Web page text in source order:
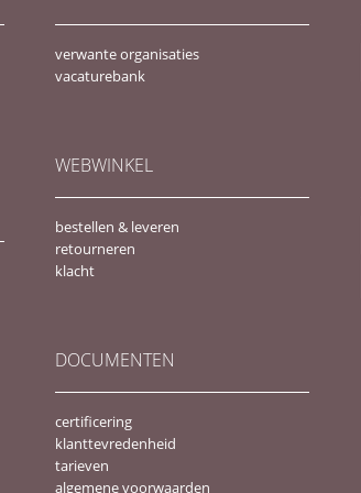
verwante organisaties
vacaturebank
WEBWINKEL
bestellen & leveren
retourneren
klacht
DOCUMENTEN
certificering
klanttevredenheid
tarieven
algemene voorwaarden